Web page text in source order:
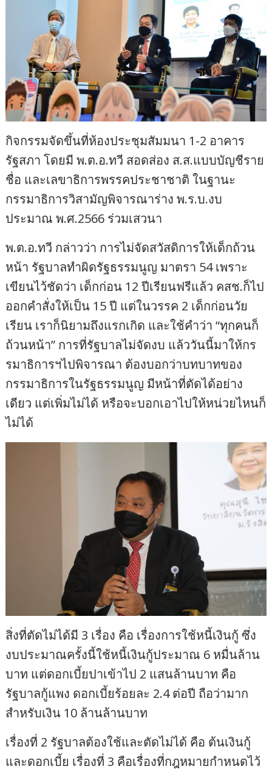
กิจกรรมจัดขึ้นที่ห้องประชุมสัมมนา 1-2 อาคาร
รัฐสภา โดยมี พ.ต.อ.ทวี สอดส่อง ส.ส.แบบบัญชีราย
ชื่อ และเลขาธิการพรรคประชาชาติ ในฐานะ
กรรมาธิการวิสามัญพิจารณาร่าง พ.ร.บ.งบ
ประมาณ พ.ศ.2566 ร่วมเสวนา
พ.ต.อ.ทวี กล่าวว่า การไม่จัดสวัสดิการให้เด็กถ้วน
หน้า รัฐบาลทำผิดรัฐธรรมนูญ มาตรา 54 เพราะ
เขียนไว้ชัดว่า เด็กก่อน 12 ปีเรียนฟรีแล้ว คสช.ก็ไป
ออกคำสั่งให้เป็น 15 ปี แต่ในวรรค 2 เด็กก่อนวัย
เรียน เราก็นิยามถึงแรกเกิด และใช้คำว่า “ทุกคนก็
ถ้วนหน้า” การที่รัฐบาลไม่จัดงบ แล้ววันนี้มาให้กร
รมาธิการฯไปพิจารณา ต้องบอกว่าบทบาทของ
กรรมาธิการในรัฐธรรมนูญ มีหน้าที่ตัดได้อย่าง
เดียว แต่เพิ่มไม่ได้ หรือจะบอกเอาไปให้หน่วยไหนก็
ไม่ได้
สิ่งที่ตัดไม่ได้มี 3 เรื่อง คือ เรื่องการใช้หนี้เงินกู้ ซึ่ง
งบประมาณครั้งนี้ใช้หนี้เงินกู้ประมาณ 6 หมื่นล้าน
บาท แต่ดอกเบี้ยปาเข้าไป 2 แสนล้านบาท คือ
รัฐบาลกู้แพง ดอกเบี้ยร้อยละ 2.4 ต่อปี ถือว่ามาก
สำหรับเงิน 10 ล้านล้านบาท
เรื่องที่ 2 รัฐบาลต้องใช้และตัดไม่ได้ คือ ต้นเงินกู้
และดอกเบี้ย เรื่องที่ 3 คือเรื่องที่กฎหมายกำหนดไว้